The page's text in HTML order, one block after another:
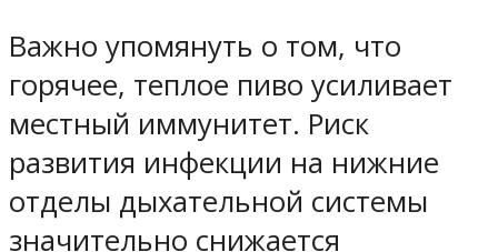
Важно упомянуть о том, что
горячее, теплое пиво усиливает
местный иммунитет. Риск
развития инфекции на нижние
отделы дыхательной системы
значительно снижается